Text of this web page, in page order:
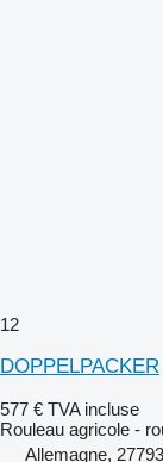
12
DOPPELPACKER
577 € TVA incluse
Rouleau agricole -
Allemagne,